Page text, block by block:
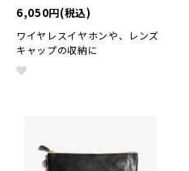
6,050円(税込)
ワイヤレスイヤホンや、レンズ
キャップの収納に